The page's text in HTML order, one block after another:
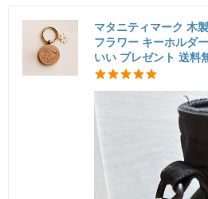
マタニティマーク 木
フラワー キーホルダ
いい プレゼント 送料